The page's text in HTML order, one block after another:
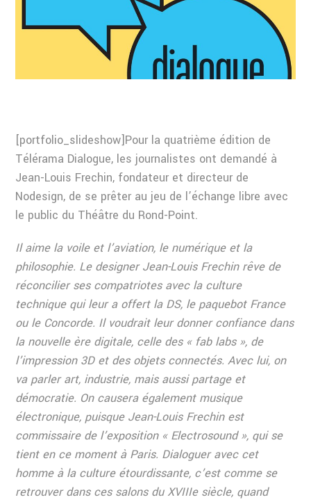
[portfolio_slideshow]Pour la quatrième édition de
Télérama Dialogue, les journalistes ont demandé à
Jean-Louis Frechin, fondateur et directeur de
Nodesign, de se prêter au jeu de l’échange libre avec
le public du Théâtre du Rond-Point.
Il aime la voile et l’aviation, le numérique et la
philosophie. Le designer Jean-Louis Frechin rêve de
réconcilier ses compatriotes avec la culture
technique qui leur a offert la DS, le paquebot France
ou le Concorde. Il voudrait leur donner confiance dans
la nouvelle ère digitale, celle des « fab labs », de
l’impression 3D et des objets connectés. Avec lui, on
va parler art, industrie, mais aussi partage et
démocratie. On causera également musique
électronique, puisque Jean-Louis Frechin est
commissaire de l’exposition « Electrosound », qui se
tient en ce moment à Paris. Dialoguer avec cet
homme à la culture étourdissante, c’est comme se
retrouver dans ces salons du XVIIIe siècle, quand